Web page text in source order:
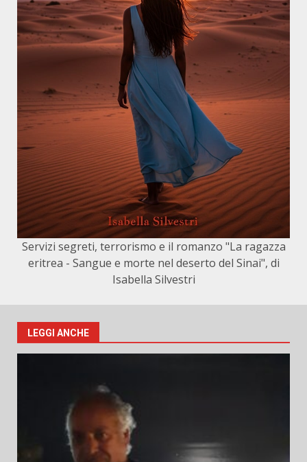
Servizi segreti, terrorismo e il romanzo "La ragazza
eritrea - Sangue e morte nel deserto del Sinai", di
Isabella Silvestri
LEGGI ANCHE